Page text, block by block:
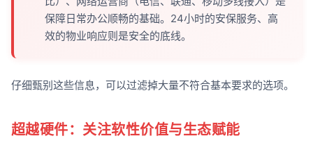
保障日常办公顺畅的基础。24小时的安保服务、高
效的物业响应则是安全的底线。
仔细甄别这些信息，可以过滤掉大量不符合基本要求的选项。
超越硬件：关注软性价值与生态赋能